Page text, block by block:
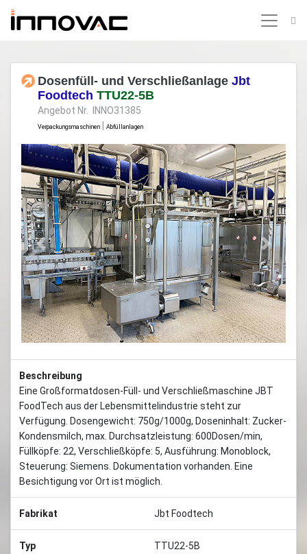
Dosenfüll- und Verschließanlage Jbt
Foodtech TTU22-5B
Angebot Nr. INNO31385
Verpackungsmaschinen Abfüllanlagen
Previous Next
Beschreibung
Eine Großformatdosen-Füll- und Verschließmaschine JBT
FoodTech aus der Lebensmittelindustrie steht zur
Verfügung. Dosengewicht: 750g/1000g, Doseninhalt: Zucker-
Kondensmilch, max. Durchsatzleistung: 600Dosen/min,
Füllköpfe: 22, Verschließköpfe: 5, Ausführung: Monoblock,
Steuerung: Siemens. Dokumentation vorhanden. Eine
Besichtigung vor Ort ist möglich.
Fabrikat Jbt Foodtech
Typ TTU22-5B